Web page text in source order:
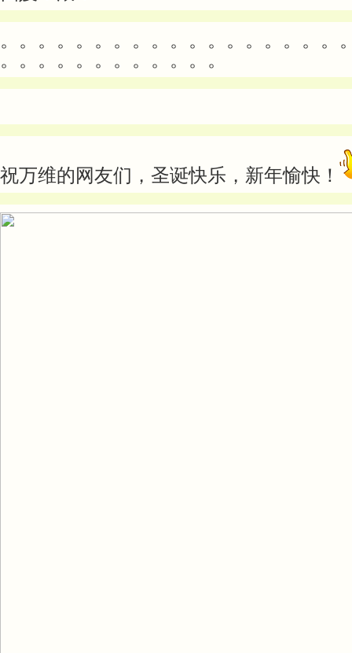
。。。。。。。。。。。。。。。。。。
。。。。。。。。。。。。
祝万维的网友们，圣诞快乐，新年愉快！